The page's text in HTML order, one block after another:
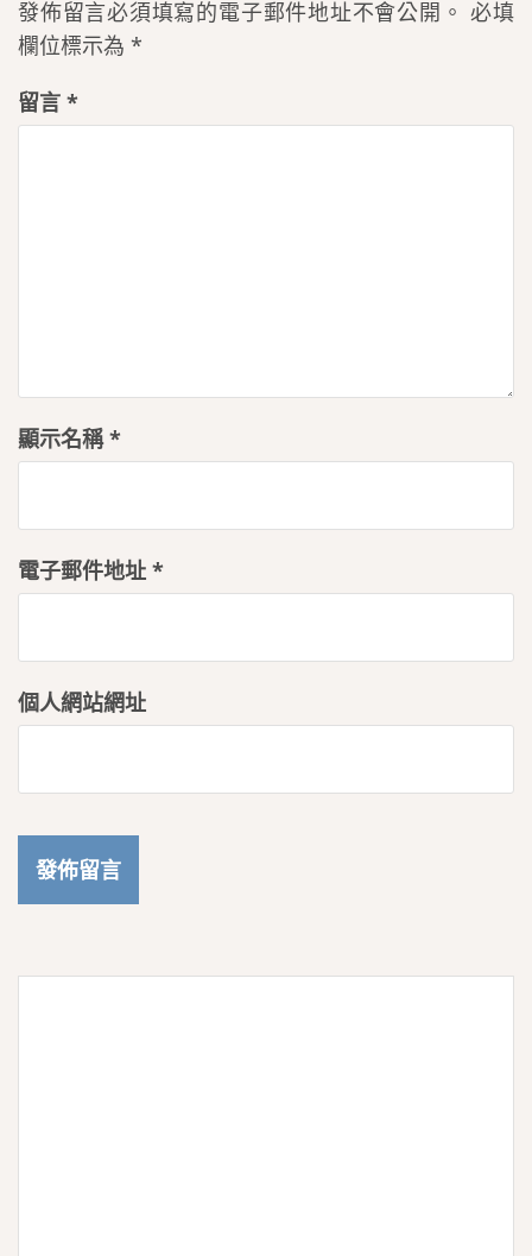
發佈留言必須填寫的電子郵件地址不會公開。 必填
欄位標示為 *
留言 *
顯示名稱*
電子郵件地址 *
個人網站網址